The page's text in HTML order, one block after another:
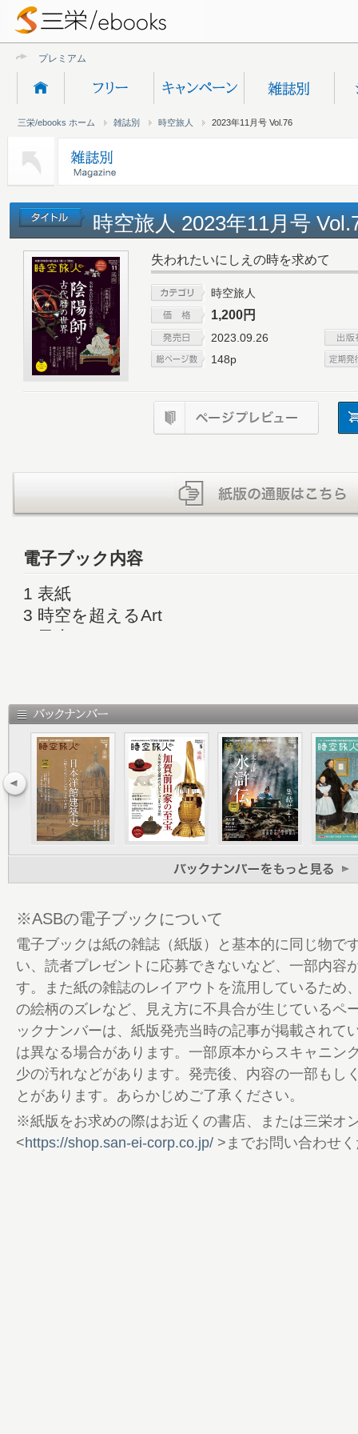
プレミアムオンライ
三栄/ebooks ホーム 雑誌別 時空旅人 2023年11月号 Vol.76
時空旅人 2023年11月号
失われたいにしえの時を求めて
時空旅人
1,200円
2023.09.26
148p
電子ブック内容
1 表紙
3 時空を超えるArt
5 目次
ない、まじない、こよみをつくる─」
18 安倍氏嫡流・土御門家の隠れ里を訪ね
陽頭 土御門家とは何者だったのか？
22 令和五年八月朔日 陰陽道伝統行事「名
祷行儀」
26 名田庄納田終（福井県おおい町）
34 第一章 暦の歴史 太陰太陽暦とは？
36 暦を読み解くキーワード
40 ［縄文時代─弥生時代］自然暦とは何
46 ［飛鳥時代］元嘉暦とは？
48 ［文武天皇元年（697）］儀鳳暦と律
50 ［天平宝字八年（764）］大衍暦と遣
52 ［天安二年（858）］五紀暦と改暦へ
54 ［貞観四年（862）］宣明暦と暦博士
56 京都府 安倍晴明─平安京の闇を往く─
64 五方山熊野神社
66 第二章 江戸の改暦
74 Column 万年自鳴鐘
76 国立歴史民俗博物館
84 最後の暦師─暦を配ってきた者たちと
89 第三章 自然暦と縄文の世界
※ASBの電子ブックについて
電子ブックは紙の雑誌（紙版）と基本的に同じ物で
い、読者プレゼントに応募できないなど、一部内容
す。また紙の雑誌のレイアウトを流用しているため
の絵柄のズレなど、見え方に不具合が生じているペ
ックナンバーは、紙版発売当時の記事が掲載されて
は異なる場合があります。一部原本からスキャニン
少の汚れなどがあります。発売後、内容の一部もし
とがあります。あらかじめご了承ください。
※紙版をお求めの際はお近くの書店、または三栄オ
<https://shop.san-ei-corp.co.jp/ >までお問い合わせ